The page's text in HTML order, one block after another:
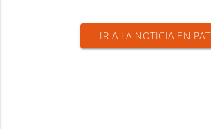
IR A LA NOTICIA EN PAT